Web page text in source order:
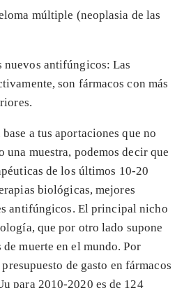
múltiple (neoplasia de las
nuevos antifúngicos: Las
son fármacos con más
a tus aportaciones que no
una muestra, podemos decir que
de los últimos 10-20
biológicas, mejores
antifúngicos. El principal nicho
que por otro lado supone
de muerte en el mundo. Por
de gasto en fármacos
para 2010-2020 es de 124